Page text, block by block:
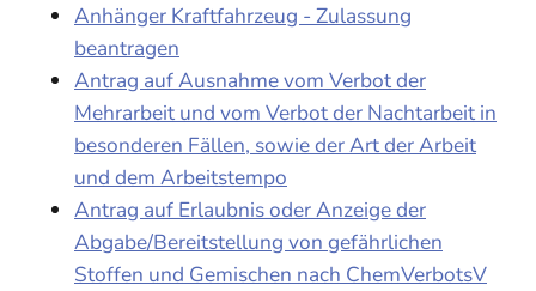
Anhänger Kraftfahrzeug - Zulassung
beantragen
Antrag auf Ausnahme vom Verbot der
Mehrarbeit und vom Verbot der Nachtarbeit in
besonderen Fällen, sowie der Art der Arbeit
und dem Arbeitstempo
Antrag auf Erlaubnis oder Anzeige der
Abgabe/Bereitstellung von gefährlichen
Stoffen und Gemischen nach ChemVerbotsV